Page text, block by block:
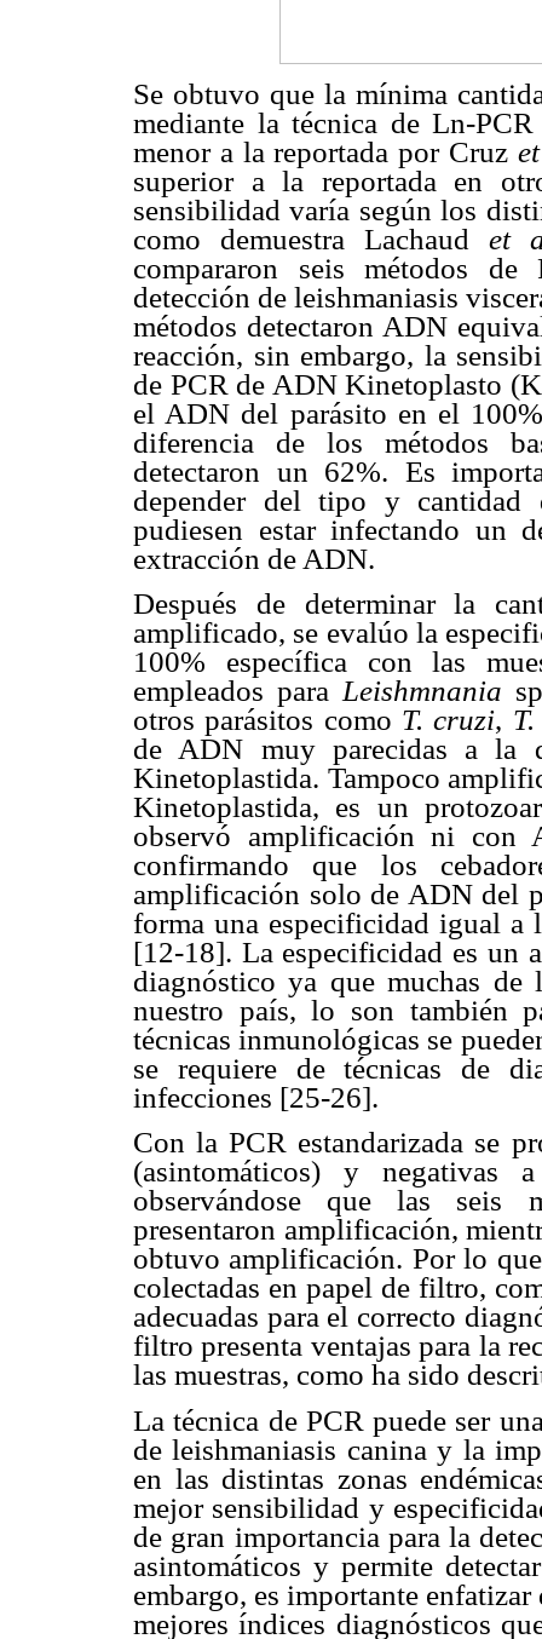
Se obtuvo que la mínima
mediante la técnica de Ln-
menor a la reportada por Cruz
superior a la reportada en
sensibilidad varía según los
como demuestra Lachaudet
compararon seis métodos
detección de leishmaniasis
métodos detectaron ADN
reacción, sin embargo, la
de PCR de ADN Kinetoplasto
el ADN del parásito en el
diferencia de los métodos
detectaron un 62%. Es
depender del tipo y
pudiesen estar infectando un
extracción de ADN.
Después de determinar la
amplificado, se evalúo la
100% específica con las
empleados para Leishmnania
otros parásitos como T. cruzi,
de ADN muy parecidas a la
Kinetoplastida. Tampoco
Kinetoplastida, es un
observó amplificación ni
confirmando que los
amplificación solo de ADN del
forma una especificidad igual a
[12-18]. La especificidad es un
diagnóstico ya que muchas de
nuestro país, lo son también
técnicas inmunológicas se
se requiere de técnicas de
infecciones [25-26].
Con la PCR estandarizada se
(asintomáticos) y negativas
observándose que las seis
presentaron amplificación,
obtuvo amplificación. Por lo
colectadas en papel de filtro,
adecuadas para el correcto
filtro presenta ventajas para la
las muestras, como ha sido
La técnica de PCR puede ser
de leishmaniasis canina y la
en las distintas zonas
mejor sensibilidad y
de gran importancia para la
asintomáticos y permite
embargo, es importante
mejores índices diagnósticos